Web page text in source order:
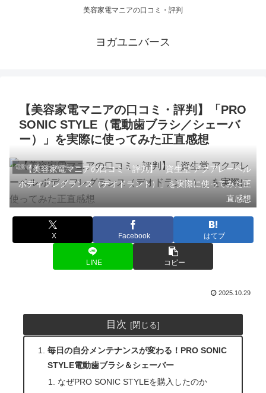
美容家電マニアの口コミ・評判
ヨガユニバース
【美容家電マニアの口コミ・評判】「PRO
SONIC STYLE（電動歯ブラシ／シェーバ
ー）」を実際に使ってみた正直感想
電動歯ブラシのレビュー
【美容家電マニアの口コミ・評判】「資生堂 アクアレーベル
ボディフレグランス（デオドラント）」を実際に使ってみた正
直感想
X Facebook はてブ
LINE コピー
2025.10.29
目次
毎日の自分メンテナンスが変わる！PRO SONIC
STYLE電動歯ブラシ＆シェーバー
なぜPRO SONIC STYLEを購入したのか